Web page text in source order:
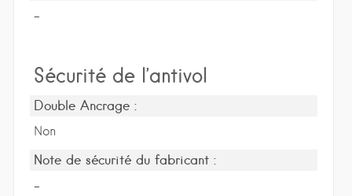
-
Sécurité de l’antivol
Double Ancrage :
Non
Note de sécurité du fabricant :
-